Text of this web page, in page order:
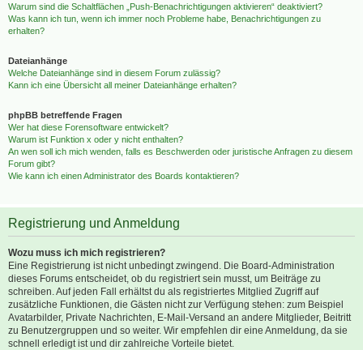
Warum sind die Schaltflächen „Push-Benachrichtigungen aktivieren“ deaktiviert?
Was kann ich tun, wenn ich immer noch Probleme habe, Benachrichtigungen zu
erhalten?
Dateianhänge
Welche Dateianhänge sind in diesem Forum zulässig?
Kann ich eine Übersicht all meiner Dateianhänge erhalten?
phpBB betreffende Fragen
Wer hat diese Forensoftware entwickelt?
Warum ist Funktion x oder y nicht enthalten?
An wen soll ich mich wenden, falls es Beschwerden oder juristische Anfragen zu diesem
Forum gibt?
Wie kann ich einen Administrator des Boards kontaktieren?
Registrierung und Anmeldung
Wozu muss ich mich registrieren?
Eine Registrierung ist nicht unbedingt zwingend. Die Board-Administration
dieses Forums entscheidet, ob du registriert sein musst, um Beiträge zu
schreiben. Auf jeden Fall erhältst du als registriertes Mitglied Zugriff auf
zusätzliche Funktionen, die Gästen nicht zur Verfügung stehen: zum Beispiel
Avatarbilder, Private Nachrichten, E-Mail-Versand an andere Mitglieder, Beitritt
zu Benutzergruppen und so weiter. Wir empfehlen dir eine Anmeldung, da sie
schnell erledigt ist und dir zahlreiche Vorteile bietet.